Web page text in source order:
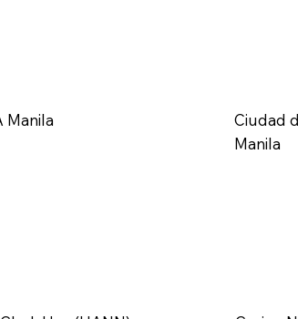
Manila
Ciudad
Manila